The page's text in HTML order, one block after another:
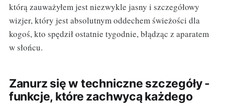
którą zauważyłem jest niezwykle jasny i szczegółowy
wizjer, który jest absolutnym oddechem świeżości dla
kogoś, kto spędził ostatnie tygodnie, błądząc z aparatem
w słońcu.
Zanurz się w techniczne szczegóły -
funkcje, które zachwycą każdego